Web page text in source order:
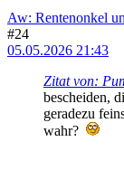
Aw: Rentenonkel
#24
05.05.2026 21:43
Zitat von:
bescheiden,
geradezu
wahr?